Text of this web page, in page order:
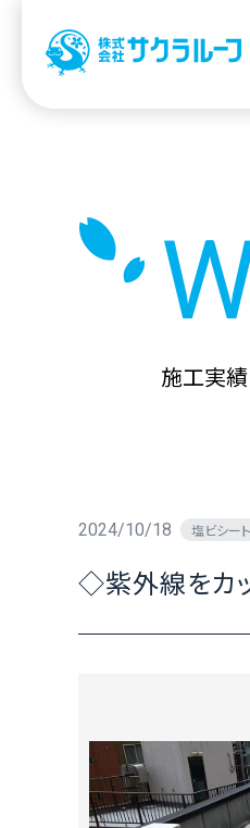
施工実績
2024/10/18 塩ビシー
◇紫外線をカ